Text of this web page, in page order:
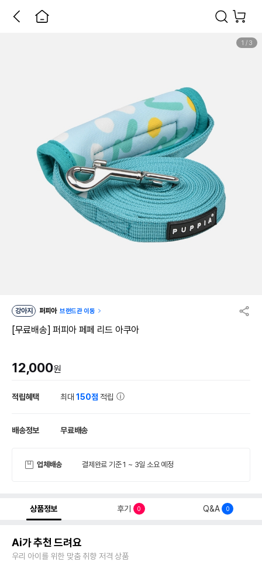
1 / 3
강아지 퍼피아 브랜드관 이동
[무료배송] 퍼피아 페페 리드 아쿠아
12,000원
적립혜택 최대150점 적립
배송정보 무료배송
업체배송 결제완료 기준 1 ~ 3일 소요 예정
상품정보 후기 0 Q&A 0
Ai가 추천 드려요
우리 아이를 위한 맞춤 취향 저격 상품